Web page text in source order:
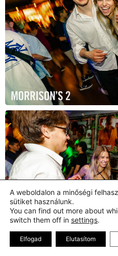
A weboldalon a minőségi
sütiket használunk.
You can find out more about
switch them off in settings.
Elfogad Elutasítom